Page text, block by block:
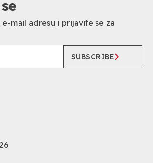
mail adresu i prijavite se za
SUBSCRIBE